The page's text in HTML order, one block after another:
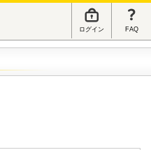
ログイン FAQ